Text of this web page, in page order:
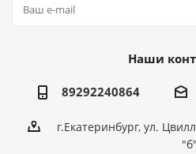
Наши
89292240864
г.Екатеринбург, ул.
"б"